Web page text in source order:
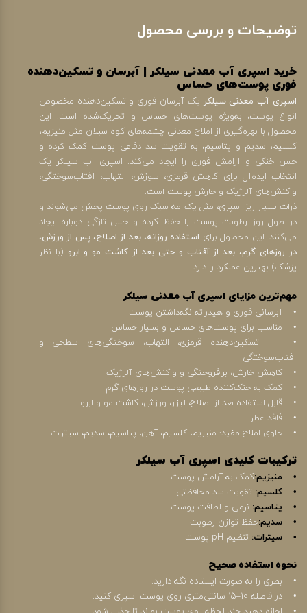
توضیحات و بررسی محصول
خرید اسپری آب معدنی سیلکر | آبرسان و تسکین‌دهنده
فوری پوست‌های حساس
اسپری آب معدنی سیلکر یک آبرسان فوری و تسکین‌دهنده مخصوص
انواع پوست، به‌ویژه پوست‌های حساس و تحریک‌شده است. این
محصول با بهره‌گیری از املاح معدنی چشمه‌های کوه سبلان مثل منیزیم،
کلسیم، سدیم و پتاسیم، به تقویت سد دفاعی پوست کمک کرده و
حس خنکی و آرامش فوری را ایجاد می‌کند. اسپری آب سیلکر یک
انتخاب ایده‌آل برای کاهش قرمزی، سوزش، التهاب، آفتاب‌سوختگی،
واکنش‌های آلرژیک و خارش پوست است.
ذرات بسیار ریز اسپری، مثل یک مه سبک روی پوست پخش می‌شوند و
در طول روز رطوبت پوست را حفظ کرده و حس تازگی دوباره ایجاد
می‌کنند. این محصول برای استفاده روزانه، بعد از اصلاح، پس از ورزش،
در روزهای گرم، بعد از آفتاب و حتی بعد از کاشت مو و ابرو (با نظر
پزشک) بهترین عملکرد را دارد.
مهم‌ترین مزایای اسپری آب معدنی سیلکر
• آبرسانی فوری و هیدراته نگه‌داشتن پوست
• مناسب برای پوست‌های حساس و بسیار حساس
• تسکین‌دهنده قرمزی، التهاب، سوختگی‌های سطحی و
آفتاب‌سوختگی
• کاهش خارش، برافروختگی و واکنش‌های آلرژیک
• کمک به خنک‌کننده طبیعی پوست در روزهای گرم
• قابل استفاده بعد از اصلاح، لیزر، ورزش، کاشت مو و ابرو
• فاقد عطر
• حاوی املاح مفید: منیزیم، کلسیم، آهن، پتاسیم، سدیم، سیترات
ترکیبات کلیدی اسپری آب سیلکر
• منیزیم:کمک به آرامش پوست
• کلسیم: تقویت سد محافظتی
• پتاسیم: نرمی و لطافت پوست
• سدیم:حفظ توازن رطوبت
• سیترات: تنظیم pH پوست
نحوه استفاده صحیح
• بطری را به صورت ایستاده نگه دارید.
• در فاصله ۱۰–۱۵ سانتی‌متری روی پوست اسپری کنید.